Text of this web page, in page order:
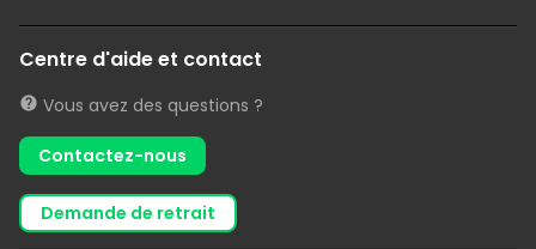
Centre d'aide et contact
Vous avez des questions ?
Contactez-nous
demande de retrait